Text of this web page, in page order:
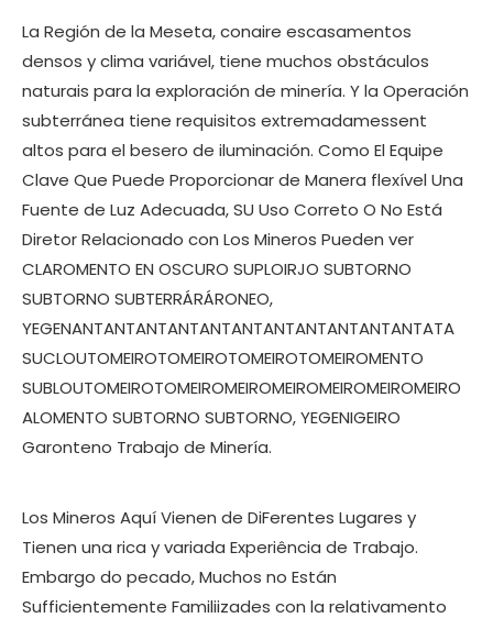
La Región de la Meseta, conaire escasamentos
densos y clima variável, tiene muchos obstáculos
naturais para la exploración de minería. Y la Operación
subterránea tiene requisitos extremadamessent
altos para el besero de iluminación. Como El Equipe
Clave Que Puede Proporcionar de Manera flexível Una
Fuente de Luz Adecuada, SU Uso Correto O No Está
Diretor Relacionado con Los Mineros Pueden ver
CLAROMENTO EN OSCURO SUPLOIRJO SUBTORNO
SUBTORNO SUBTERRÁRÁRONEO,
YEGENANTANTANTANTANTANTANTANTANTANTANTATA
SUCLOUTOMEIROTOMEIROTOMEIROTOMEIROMENTO
SUBLOUTOMEIROTOMEIROMEIROMEIROMEIROMEIROMEIRO
ALOMENTO SUBTORNO SUBTORNO, YEGENIGEIRO
Garonteno Trabajo de Minería.
Los Mineros Aquí Vienen de DiFerentes Lugares y
Tienen una rica y variada Experiência de Trabajo.
Embargo do pecado, Muchos no Están
Sufficientemente Familiizades con la relativamento